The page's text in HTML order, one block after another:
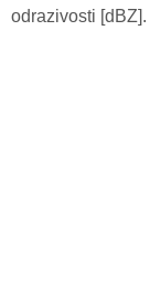
odrazivosti [dBZ].